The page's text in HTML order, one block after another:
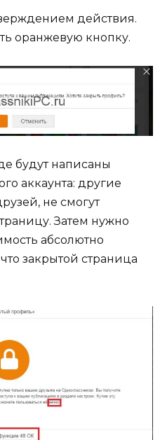
действия.
оранжевую кнопку.
будут написаны
аккаунта: другие
не смогут
Затем нужно
абсолютно
закрытой страница